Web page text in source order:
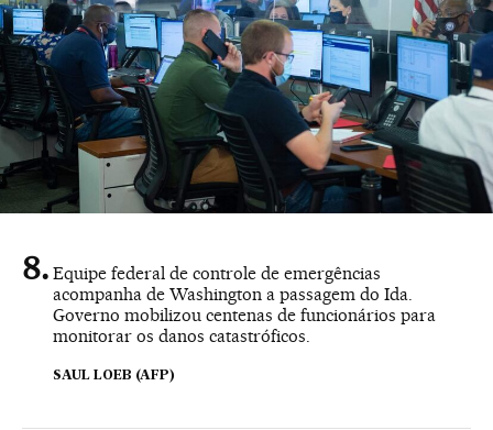
Equipe federal de controle de emergências
acompanha de Washington a passagem do Ida.
Governo mobilizou centenas de funcionários para
monitorar os danos catastróficos.
SAUL LOEB (AFP)